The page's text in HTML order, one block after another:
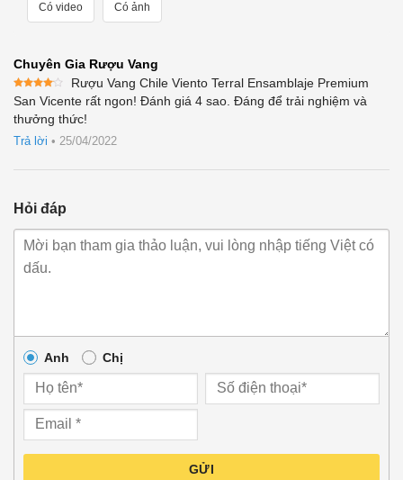
Có video Có ảnh
Chuyên Gia Rượu Vang
Được
xếp
hạng4
Rượu Vang Chile Viento Terral Ensamblaje Premium
San Vicente rất ngon! Đánh giá 4 sao. Đáng để trải nghiệm và
thưởng thức!
Trả lời • 25/04/2022
Hỏi đáp
Anh Chị
GỬI